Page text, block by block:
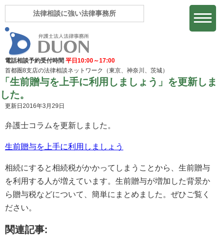
法律相談に強い法律事務所
電話相談予約受付時間 平日10:00～17:00
首都圏8支店の法律相談ネットワーク
（東京、神奈川、茨城）
「生前贈与を上手に利用しましょう」を更新しま
した。
更新日2016年3月29日
弁護士コラムを更新しました。
生前贈与を上手に利用しましょう
相続にすると相続税がかかってしまうことから、生前贈与
を利用する人が増えています。生前贈与が増加した背景か
ら贈与税などについて、簡単にまとめました。ぜひご覧く
ださい。
関連記事: